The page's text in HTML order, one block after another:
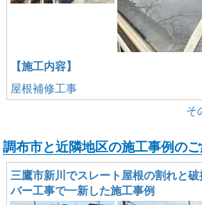
【施工内容】
屋根補修工事
そ
調布市と近隣地区の施工事例の
三鷹市新川でスレート屋根の割れと
バー工事で一新した施工事例